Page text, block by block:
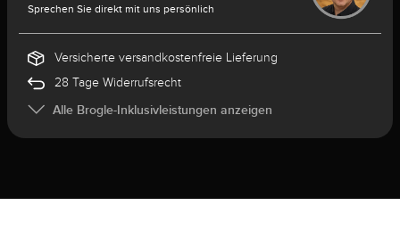
Sprechen Sie direkt mit uns persönlich
Versicherte versandkostenfreie Lieferung
28 Tage Widerrufsrecht
Alle Brogle-Inklusivleistungen anzeigen